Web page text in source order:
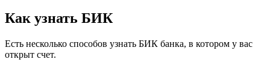
Как узнать БИК
Есть несколько способов узнать БИК банка, в котором у вас
открыт счет.